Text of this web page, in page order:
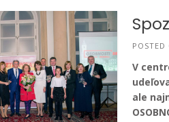
POSTED
V
ale